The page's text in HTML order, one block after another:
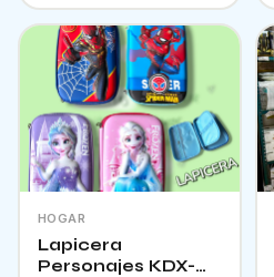
HOGAR
Lapicera
Personajes KDX-